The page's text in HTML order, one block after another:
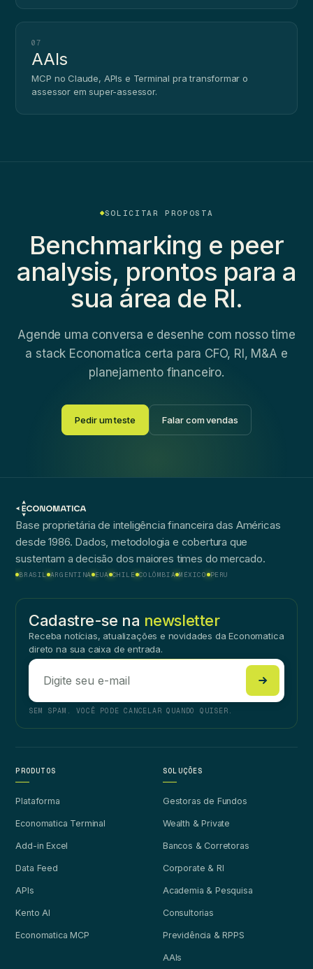
07
AAIs
MCP no Claude, APIs e Terminal pra transformar o
assessor em super-assessor.
SOLICITAR PROPOSTA
Benchmarking e peer
analysis, prontos para a
sua área de RI.
Agende uma conversa e desenhe com nosso time
a stack Economatica certa para CFO, RI, M&A e
planejamento financeiro.
Pedir um teste Falar com vendas
Base proprietária de inteligência financeira das Américas
desde 1986. Dados, metodologia e cobertura que
sustentam a decisão dos maiores times do mercado.
BRASIL ARGENTINA EUA CHILE COLÔMBIA MÉXICO PERU
Cadastre-se na newsletter
Receba notícias, atualizações e novidades da Economatica
direto na sua caixa de entrada.
SEM SPAM. VOCÊ PODE CANCELAR QUANDO QUISER.
PRODUTOS
Plataforma
Economatica Terminal
Add-in Excel
Data Feed
APIs
Kento AI
Economatica MCP
SOLUÇÕES
Gestoras de Fundos
Wealth & Private
Bancos & Corretoras
Corporate & RI
Academia & Pesquisa
Consultorias
Previdência & RPPS
AAIs